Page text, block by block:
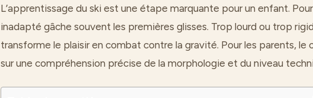
L’apprentissage du ski est une étape marquante pour un enfant.
inadapté gâche souvent les premières glisses. Trop lourd ou trop
transforme le plaisir en combat contre la gravité. Pour les parents, le
sur une compréhension précise de la morphologie et du niveau